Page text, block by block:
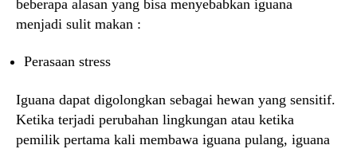
beberapa alasan yang bisa menyebabkan iguana
menjadi sulit makan :
Perasaan stress
Iguana dapat digolongkan sebagai hewan yang sensitif.
Ketika terjadi perubahan lingkungan atau ketika
pemilik pertama kali membawa iguana pulang, iguana